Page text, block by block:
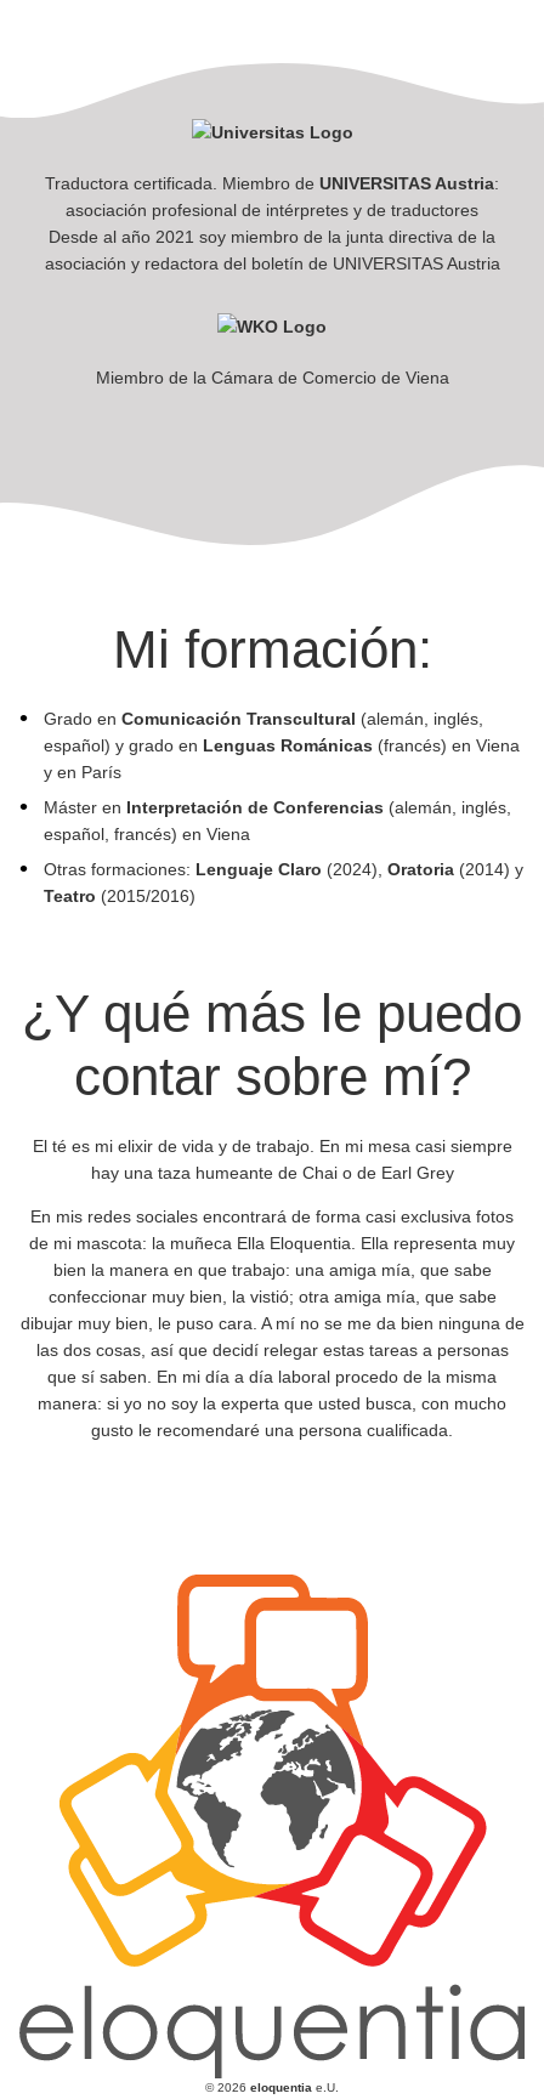
Traductora certificada. Miembro de UNIVERSITAS Austria:
asociación profesional de intérpretes y de traductores
Desde al año 2021 soy miembro de la junta directiva de la
asociación y redactora del boletín de UNIVERSITAS Austria
Miembro de la Cámara de Comercio de Viena
Mi formación:
Grado enComunicación Transcultural (alemán, inglés,
español) y grado en Lenguas Románicas (francés) en Viena
y en París
Máster en Interpretación de Conferencias (alemán, inglés,
español, francés) en Viena
Otras formaciones: Lenguaje Claro (2024),Oratoria (2014) y
Teatro (2015/2016)
¿Y qué más le puedo
contar sobre mí?
El té es mi elixir de vida y de trabajo. En mi mesa casi siempre
hay una taza humeante de Chai o de Earl Grey
En mis redes sociales encontrará de forma casi exclusiva fotos
de mi mascota: la muñeca Ella Eloquentia. Ella representa muy
bien la manera en que trabajo: una amiga mía, que sabe
confeccionar muy bien, la vistió; otra amiga mía, que sabe
dibujar muy bien, le puso cara. A mí no se me da bien ninguna de
las dos cosas, así que decidí relegar estas tareas a personas
que sí saben. En mi día a día laboral procedo de la misma
manera: si yo no soy la experta que usted busca, con mucho
gusto le recomendaré una persona cualificada.
© 2026 eloquentia e.U.